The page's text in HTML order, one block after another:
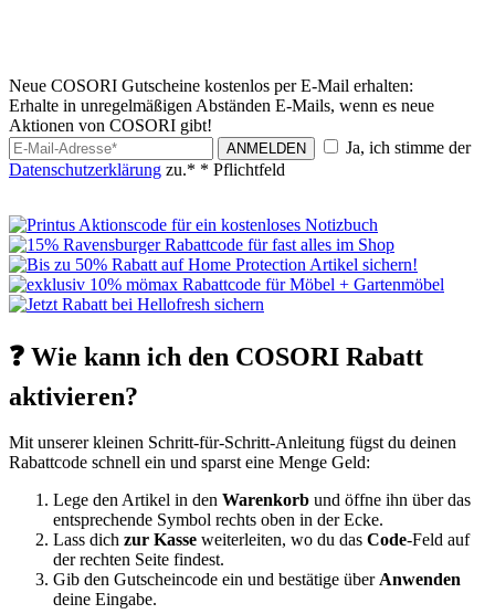
Neue COSORI Gutscheine kostenlos per E-Mail erhalten:
Erhalte in unregelmäßigen Abständen E-Mails, wenn es neue
Aktionen von COSORI gibt!
ANMELDEN
Ja, ich stimme der
Datenschutzerklärung zu.* * Pflichtfeld
❓ Wie kann ich den COSORI Rabatt
aktivieren?
Mit unserer kleinen Schritt-für-Schritt-Anleitung fügst du deinen
Rabattcode schnell ein und sparst eine Menge Geld:
Lege den Artikel in den Warenkorb und öffne ihn über das
entsprechende Symbol rechts oben in der Ecke.
Lass dich zur Kasse weiterleiten, wo du das Code-Feld auf
der rechten Seite findest.
Gib den Gutscheincode ein und bestätige überAnwenden
deine Eingabe.